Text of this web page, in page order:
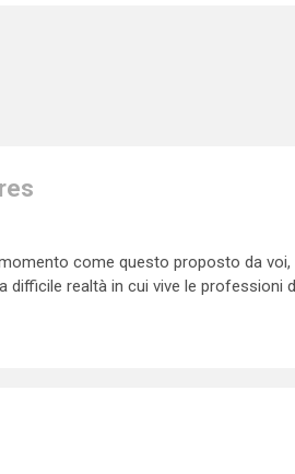
come questo proposto da voi,
difficile realtà in cui vive le professioni